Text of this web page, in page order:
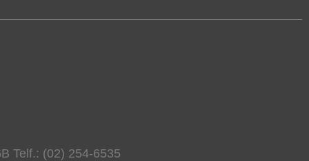
Telf.: (02) 254-6535